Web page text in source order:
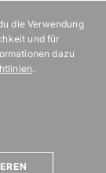
im
die Verwendung
und für
dazu
.